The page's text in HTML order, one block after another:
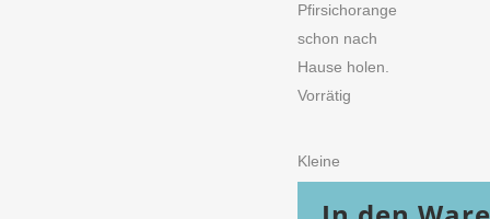
Pfirsichorange
schon nach
Hause holen.
Vorrätig
Kleine
Dinnerkerze